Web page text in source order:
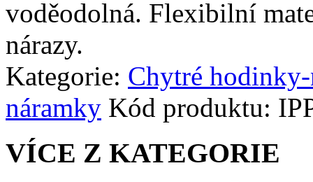
voděodolná. Flexibilní
nárazy.
Kategorie: Chytré
náramky Kód produktu:
VÍCE Z KATEGORIE